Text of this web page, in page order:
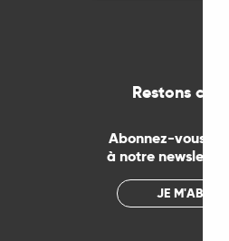
Restons
Abonnez-vous
à notre
JE M'ABONNE